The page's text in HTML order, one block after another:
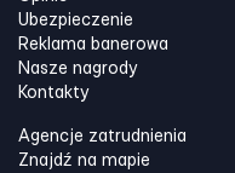
Ubezpieczenie
Reklama banerowa
Nasze nagrody
Kontakty
Agencje zatrudnienia
Znajdź na mapie